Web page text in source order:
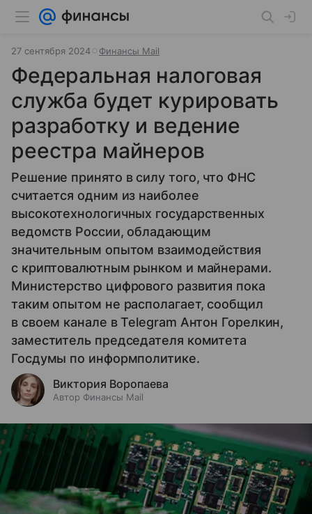
27 сентября 2024 Финансы Mail
Федеральная налоговая
служба будет курировать
разработку и ведение
реестра майнеров
Решение принято в силу того, что ФНС
считается одним из наиболее
высокотехнологичных государственных
ведомств России, обладающим
значительным опытом взаимодействия
с криптовалютным рынком и майнерами.
Министерство цифрового развития пока
таким опытом не располагает, сообщил
в своем канале в Telegram Антон Горелкин,
заместитель председателя комитета
Госдумы по информполитике.
Виктория Воропаева
Автор Финансы Mail